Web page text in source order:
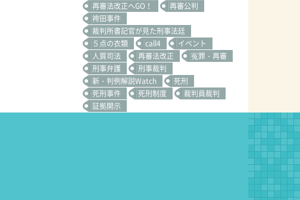
再審法改正へGO！
再審公判
袴田事件
裁判所書記官が見た刑事法廷
５点の衣類
call4
イベント
人質司法
再審法改正
冤罪・再審
刑事弁護
刑事裁判
新・判例解説Watch
死刑
死刑事件
死刑制度
裁判員裁判
証拠開示